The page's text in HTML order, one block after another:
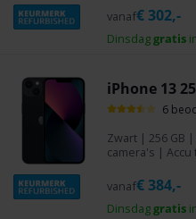
Dinsdaggratis
vanaf€302,-
iPhone 13
6
Zwart | 256 GB |
camera's | Accu
Dinsdaggratis
vanaf€384,-